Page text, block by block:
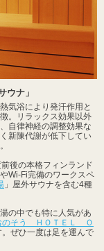
ウナ」
気浴により発汗作用と
。リラックス効果以外
自律神経の調整効果な
新陳代謝が低下してい
後の本格フィンランド
Wi-Fi完備のワークスペ
」屋外サウナを含む4種
の中でも特に人気があ
そう ＨＯＴＥＬ Ｏ
ぜひ一度は足を運んで